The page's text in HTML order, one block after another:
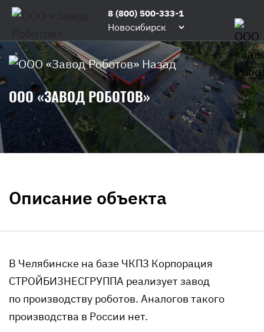
8 (800) 500-333-1
Новосибирск
Назад
ООО «ЗАВОД РОБОТОВ»
Описание объекта
В Челябинске на базе ЧКПЗ Корпорация
СТРОЙБИЗНЕСГРУППА реализует завод
по производству роботов. Аналогов такого
производства в России нет.